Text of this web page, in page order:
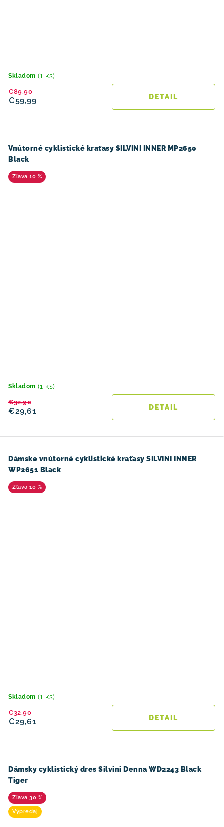
Skladom (1 ks)
€59,99
€89,90
DETAIL
Vnútorné cyklistické kraťasy SILVINI INNER MP2650
Black
10 %
Skladom (1 ks)
€29,61
€32,90
DETAIL
Dámske vnútorné cyklistické kraťasy SILVINI INNER
WP2651 Black
10 %
Skladom (1 ks)
€29,61
€32,90
DETAIL
Dámsky cyklistický dres Silvini Denna WD2243 Black
Tiger
30 %
Výpredaj